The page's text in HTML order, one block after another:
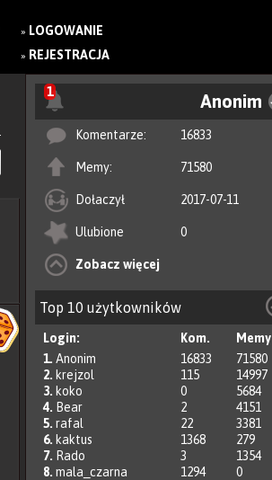
» LOGOWANIE
» REJESTRACJA
1 Anonim
Komentarze: 16833
Memy: 71580
Dołaczył 2017-07-11
Ulubione 0
Zobacz więcej
Top 10 użytkowników
Login: Kom.
Memy
1. Anonim 16833
71580
2. krejzol 115
14997
3. koko 0
5684
4. Bear 2
4151
5. rafal 22
3381
6. kaktus 1368
279
7. Rado 3
1354
8. mala_czarna 1294
0